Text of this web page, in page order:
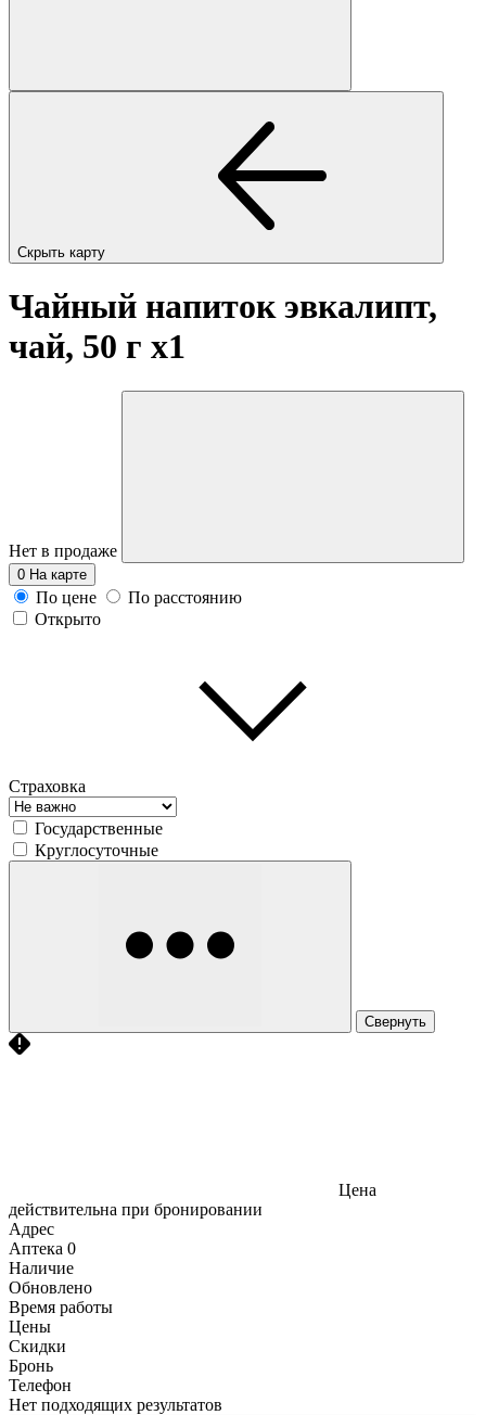
Скрыть карту
Чайный напиток эвкалипт,
чай, 50 г x1
Нет в продаже
0 На карте
По цене
По расстоянию
Открыто
Страховка
Государственные
Круглосуточные
Свернуть
Цена
действительна при бронировании
Адрес
Аптека 0
Наличие
Обновлено
Время работы
Цены
Скидки
Бронь
Телефон
Нет подходящих результатов